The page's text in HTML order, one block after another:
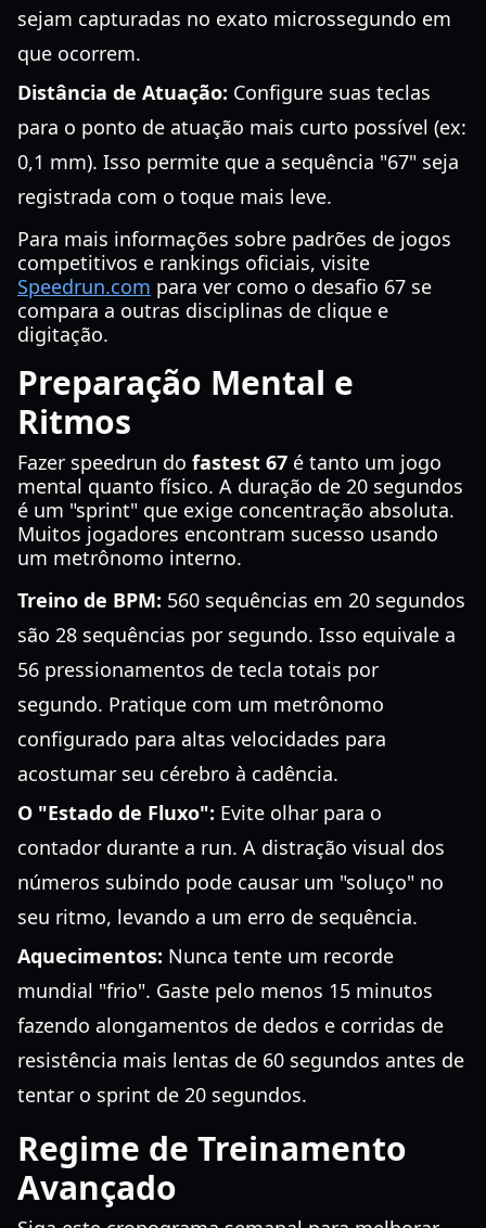
sejam capturadas no exato microssegundo em
que ocorrem.
Distância de Atuação: Configure suas teclas
para o ponto de atuação mais curto possível (ex:
0,1 mm). Isso permite que a sequência "67" seja
registrada com o toque mais leve.
Para mais informações sobre padrões de jogos
competitivos e rankings oficiais, visite
Speedrun.com para ver como o desafio 67 se
compara a outras disciplinas de clique e
digitação.
Preparação Mental e
Ritmos
Fazer speedrun do fastest 67 é tanto um jogo
mental quanto físico. A duração de 20 segundos
é um "sprint" que exige concentração absoluta.
Muitos jogadores encontram sucesso usando
um metrônomo interno.
Treino de BPM: 560 sequências em 20 segundos
são 28 sequências por segundo. Isso equivale a
56 pressionamentos de tecla totais por
segundo. Pratique com um metrônomo
configurado para altas velocidades para
acostumar seu cérebro à cadência.
O "Estado de Fluxo": Evite olhar para o
contador durante a run. A distração visual dos
números subindo pode causar um "soluço" no
seu ritmo, levando a um erro de sequência.
Aquecimentos: Nunca tente um recorde
mundial "frio". Gaste pelo menos 15 minutos
fazendo alongamentos de dedos e corridas de
resistência mais lentas de 60 segundos antes de
tentar o sprint de 20 segundos.
Regime de Treinamento
Avançado